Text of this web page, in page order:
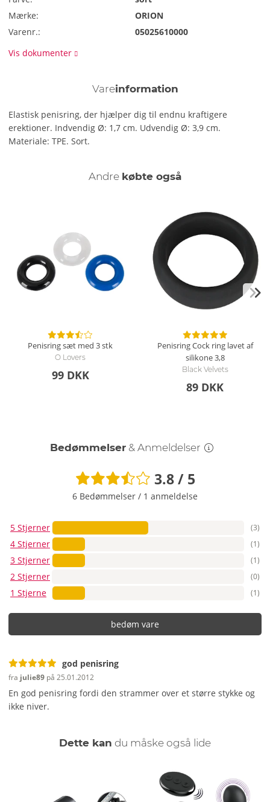
Mærke:
ORION
Varenr.:
05025610000
Vis dokumenter
Vareinformation
Elastisk penisring, der hjælper dig til endnu kraftigere
erektioner. Indvendig Ø: 1,7 cm. Udvendig Ø: 3,9 cm.
Materiale: TPE. Sort.
Andre købte også
Penisring sæt med 3 stk
O Lovers
99 DKK
Penisring Cock ring lavet af
silikone3,8
Black Velvets
89 DKK
Bedømmelser & Anmeldelser
3.8 / 5
6 Bedømmelser / 1 anmeldelse
5 Stjerner (3)
4 Stjerner (1)
3 Stjerner (1)
2 Stjerner (0)
1 Stjerne (1)
bedøm vare
god penisring
fra julie89 på 25.01.2012
En god penisring fordi den strammer over et større stykke og
ikke niver.
Dette kan du måske også lide